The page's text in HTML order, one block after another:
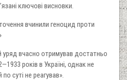
ключові висновки.
вчинили геноцид проти
вчасно отримував достатньо
років в Україні, однак не
суті не реагував».